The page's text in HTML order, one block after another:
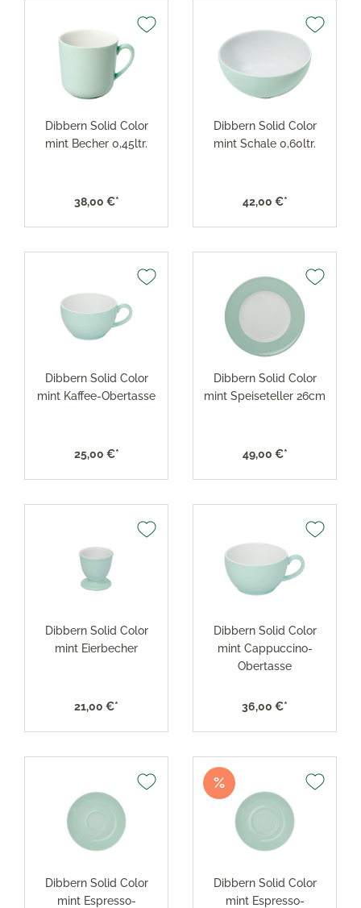
Dibbern Solid Color
mint Becher 0,45ltr.
38,00 €*
Dibbern Solid Color
mint Schale 0,60ltr.
42,00 €*
Dibbern Solid Color
mint Kaffee-Obertasse
25,00 €*
Dibbern Solid Color
mint Speiseteller 26cm
49,00 €*
Dibbern Solid Color
mint Eierbecher
21,00 €*
Dibbern Solid Color
mint Cappuccino-
Obertasse
36,00 €*
Dibbern Solid Color
mint Espresso-
%
Dibbern Solid Color
mint Espresso-